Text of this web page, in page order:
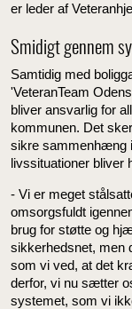
er leder af
Smidigt gennem
Samtidig med
'VeteranTeam
bliver ansvarlig for
kommunen. Det
sikre sammenhæng
livssituationer bliver
- Vi er meget
omsorgsfuldt
brug for støtte og
sikkerhedsnet, men
som vi ved, at det
derfor, vi nu sætter
systemet, som vi